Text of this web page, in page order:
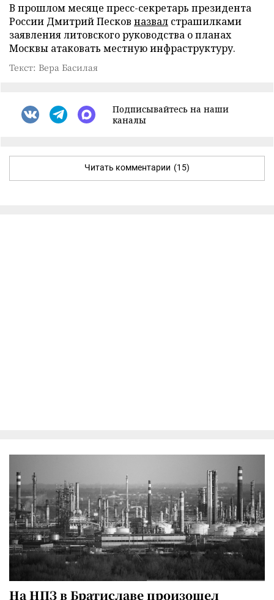
В прошлом месяце пресс-секретарь президента
России Дмитрий Песков назвал страшилками
заявления литовского руководства о планах
Москвы атаковать местную инфраструктуру.
Текст: Вера Басилая
Подписывайтесь на наши
каналы
Читать комментарии (15)
На НПЗ в Братиславе произошел